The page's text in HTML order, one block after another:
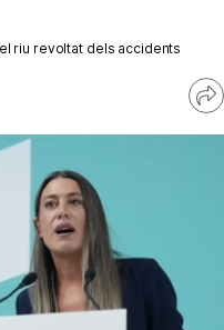
riu revoltat dels accidents